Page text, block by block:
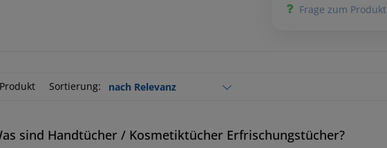
Frage zum Produkt
Sortierung:
sind Handtücher / Kosmetiktücher Erfrischungstücher?